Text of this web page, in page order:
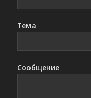
Тема
Сообщение